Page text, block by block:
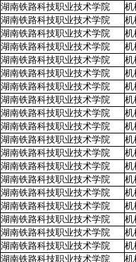
湖南铁路科技职业技术学院
机
湖南铁路科技职业技术学院
机
湖南铁路科技职业技术学院
机
湖南铁路科技职业技术学院
机
湖南铁路科技职业技术学院
机
湖南铁路科技职业技术学院
机
湖南铁路科技职业技术学院
机
湖南铁路科技职业技术学院
机
湖南铁路科技职业技术学院
机
湖南铁路科技职业技术学院
机
湖南铁路科技职业技术学院
机
湖南铁路科技职业技术学院
机
湖南铁路科技职业技术学院
机
湖南铁路科技职业技术学院
机
湖南铁路科技职业技术学院
机
湖南铁路科技职业技术学院
机
湖南铁路科技职业技术学院
机
湖南铁路科技职业技术学院
机
湖南铁路科技职业技术学院
机
湖南铁路科技职业技术学院
机